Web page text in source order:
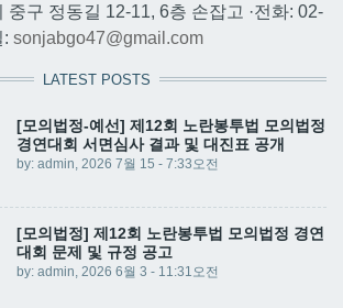
중구 정동길 12-11, 6층 손잡고 ·전화: 02-
: sonjabgo47@gmail.com
LATEST POSTS
[모의법정-예선] 제12회 노란봉투법 모의법정
경연대회 서면심사 결과 및 대진표 공개
by: admin , 2026 7월 15 - 7:33오전
[모의법정] 제12회 노란봉투법 모의법정 경연
대회 문제 및 규정 공고
by: admin, 2026 6월 3 - 11:31오전